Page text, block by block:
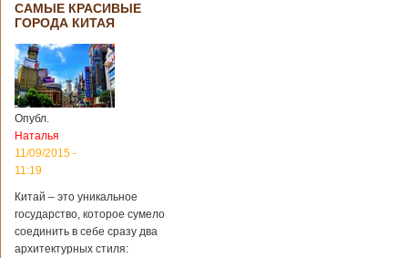
САМЫЕ КРАСИВЫЕ
ГОРОДА КИТАЯ
Опубл.
Наталья
11/09/2015 -
11:19
Китай – это уникальное
государство, которое сумело
соединить в себе сразу два
архитектурных стиля: